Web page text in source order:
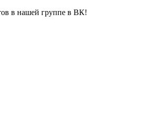
в нашей группе в ВК!